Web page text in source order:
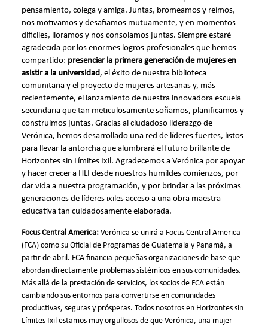
pensamiento, colega y amiga. Juntas, bromeamos y reímos,
nos motivamos y desafiamos mutuamente, y en momentos
dificiles, lloramos y nos consolamos juntas. Siempre estaré
agradecida por los enormes logros profesionales que hemos
compartido: presenciar la primera generación de mujeres en
asistir a la universidad, el éxito de nuestra biblioteca
comunitaria y el proyecto de mujeres artesanas y, más
recientemente, el lanzamiento de nuestra innovadora escuela
secundaria que tan meticulosamente soñamos, planificamos y
construimos juntas. Gracias al ciudadoso liderazgo de
Verónica, hemos desarrollado una red de líderes fuertes, listos
para llevar la antorcha que alumbrará el futuro brillante de
Horizontes sin Límites Ixil. Agradecemos a Verónica por apoyar
y hacer crecer a HLI desde nuestros humildes comienzos, por
dar vida a nuestra programación, y por brindar a las próximas
generaciones de líderes ixiles acceso a una obra maestra
educativa tan cuidadosamente elaborada.
Focus Central America: Verónica se unirá a Focus Central America
(FCA) como su Oficial de Programas de Guatemala y Panamá, a
partir de abril. FCA financia pequeñas organizaciones de base que
abordan directamente problemas sistémicos en sus comunidades.
Más allá de la prestación de servicios, los socios de FCA están
cambiando sus entornos para convertirse en comunidades
productivas, seguras y prósperas. Todos nosotros en Horizontes sin
Límites Ixil estamos muy orgullosos de que Verónica, una mujer